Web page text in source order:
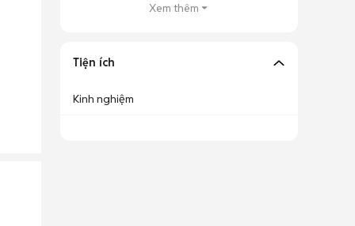
Xem thêm
Tiện ích
Kinh nghiệm